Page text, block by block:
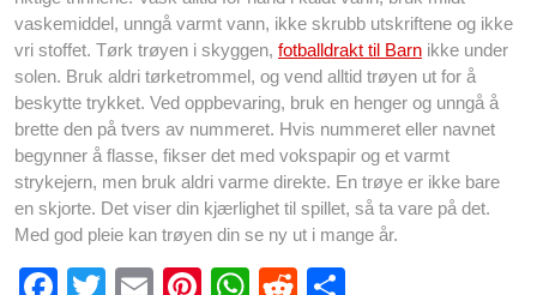
vaskemiddel, unngå varmt vann, ikke skrubb utskriftene og ikke
vri stoffet. Tørk trøyen i skyggen, fotballdrakt til Barn ikke under
solen. Bruk aldri tørketrommel, og vend alltid trøyen ut for å
beskytte trykket. Ved oppbevaring, bruk en henger og unngå å
brette den på tvers av nummeret. Hvis nummeret eller navnet
begynner å flasse, fikser det med vokspapir og et varmt
strykejern, men bruk aldri varme direkte. En trøye er ikke bare
en skjorte. Det viser din kjærlighet til spillet, så ta vare på det.
Med god pleie kan trøyen din se ny ut i mange år.